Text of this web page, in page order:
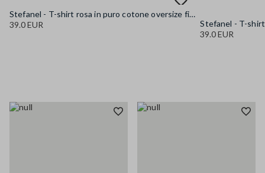
Stefanel - T-shirt rosa in puro cotone oversize fit con stampa, Donna, Rosa
39.0 EUR
39.0 EUR